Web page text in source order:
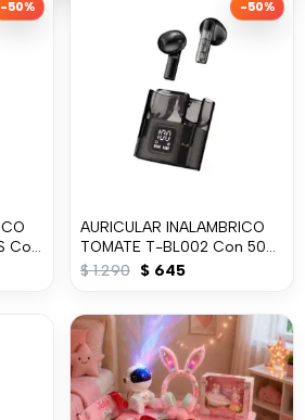
-50%
Con
-50%
AURICULAR INALAMBRICO
TOMATE T-BL002 Con 50%
OFF
$1.290 El
era:
$ 1.290.
$ 645El
es:
$ 645.